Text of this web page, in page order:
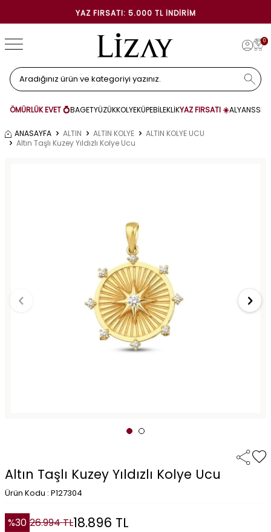
YAZ FIRSATI: 5.000 TL İNDIRIM
0
ÖMÜRLÜK EVET 💍BAGETYÜZÜKKOLYEKÜPEBİLEKLİKYAZ FIRSATI ☀️ALYANS
ANASAYFA ALTIN ALTIN KOLYE
ALTIN KOLYE UCU
Altın Taşlı Kuzey Yıldızlı Kolye Ucu
Altın Taşlı Kuzey Yıldızlı Kolye Ucu
Ürün Kodu : P127304
%30 26.994TL18.896 TL